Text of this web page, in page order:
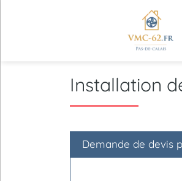
Installation
Demande de devis